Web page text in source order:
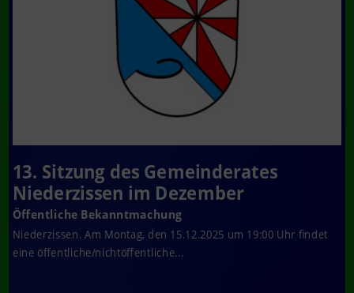
13. Sitzung des Gemeinderates
Niederzissen im Dezember
Öffentliche Bekanntmachung
Niederzissen. Am Montag, den 15.12.2025 um 19:00 Uhr findet
eine öffentliche/nichtöffentliche...